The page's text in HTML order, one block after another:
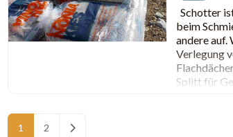
Schotter
beim
andere
Verlegung
Splitt für
Posts navigation
1 2 Ältere Beiträge